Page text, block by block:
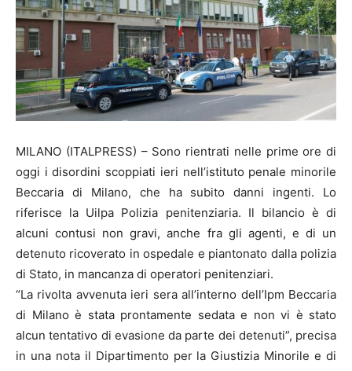
MILANO (ITALPRESS) – Sono rientrati nelle prime ore di
oggi i disordini scoppiati ieri nell’istituto penale minorile
Beccaria di Milano, che ha subito danni ingenti. Lo
riferisce la Uilpa Polizia penitenziaria. Il bilancio è di
alcuni contusi non gravi, anche fra gli agenti, e di un
detenuto ricoverato in ospedale e piantonato dalla polizia
di Stato, in mancanza di operatori penitenziari.
“La rivolta avvenuta ieri sera all’interno dell’Ipm Beccaria
di Milano è stata prontamente sedata e non vi è stato
alcun tentativo di evasione da parte dei detenuti”, precisa
in una nota il Dipartimento per la Giustizia Minorile e di